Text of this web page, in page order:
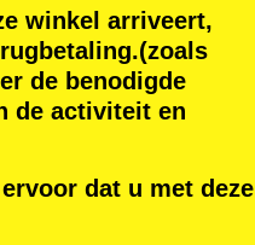
winkel arriveert,
(zoals
de benodigde
de activiteit en
dat u met deze